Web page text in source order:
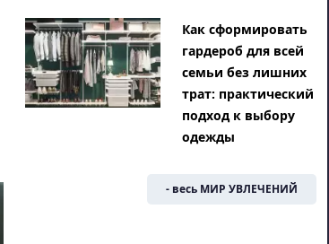
Как сформировать
гардероб для всей
семьи без лишних
трат: практический
подход к выбору
одежды
- весь МИР УВЛЕЧЕНИЙ